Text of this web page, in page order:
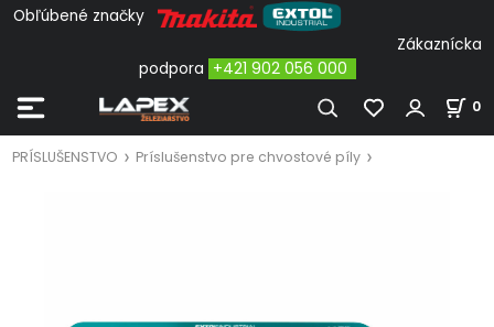
Obľúbené značky
Zákaznícka
podpora +421 902 056 000
0
PRÍSLUŠENSTVO Príslušenstvo pre chvostové píly